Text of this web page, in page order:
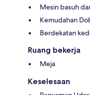
Mesin basuh
Kemudahan
Berdekatan
Ruang bekerja
Meja
Keselesaan